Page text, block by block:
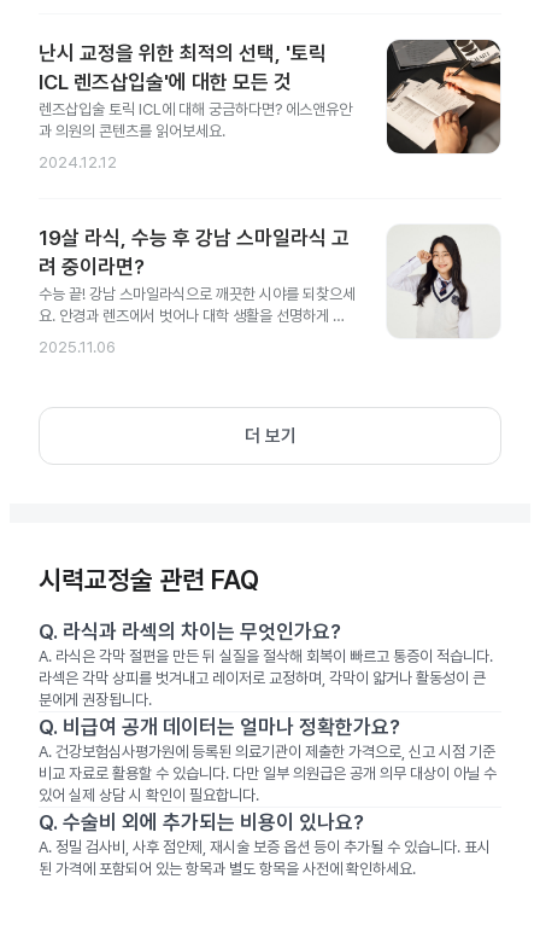
난시 교정을 위한 최적의 선택, '토릭
ICL 렌즈삽입술'에 대한 모든 것
렌즈삽입술 토릭 ICL에 대해 궁금하다면? 에스앤유안
과 의원의 콘텐츠를 읽어보세요.
2024.12.12
19살 라식, 수능 후 강남 스마일라식 고
려 중이라면?
수능 끝! 강남 스마일라식으로 깨끗한 시야를 되찾으세
요. 안경과 렌즈에서 벗어나 대학 생활을 선명하게 시
작해 보세요.
2025.11.06
더 보기
시력교정술 관련 FAQ
Q. 라식과 라섹의 차이는 무엇인가요?
A. 라식은 각막 절편을 만든 뒤 실질을 절삭해 회복이 빠르고 통증이 적습니다.
라섹은 각막 상피를 벗겨내고 레이저로 교정하며, 각막이 얇거나 활동성이 큰
분에게 권장됩니다.
Q. 비급여 공개 데이터는 얼마나 정확한가요?
A. 건강보험심사평가원에 등록된 의료기관이 제출한 가격으로, 신고 시점 기준
비교 자료로 활용할 수 있습니다. 다만 일부 의원급은 공개 의무 대상이 아닐 수
있어 실제 상담 시 확인이 필요합니다.
Q. 수술비 외에 추가되는 비용이 있나요?
A. 정밀 검사비, 사후 점안제, 재시술 보증 옵션 등이 추가될 수 있습니다. 표시
된 가격에 포함되어 있는 항목과 별도 항목을 사전에 확인하세요.